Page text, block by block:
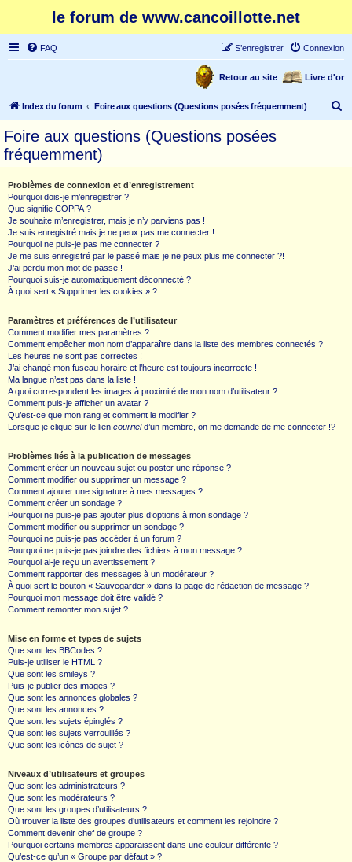
le forum de www.cancoillotte.net
FAQ Connexion
S’enregistrer
Livre d'or
Retour au site
Index du forum Foire aux questions (Questions posées fréquemment)
Foire aux questions (Questions posées
fréquemment)
Problèmes de connexion et d’enregistrement
Pourquoi dois-je m’enregistrer ?
Que signifie COPPA ?
Je souhaite m’enregistrer, mais je n’y parviens pas !
Je suis enregistré mais je ne peux pas me connecter !
Pourquoi ne puis-je pas me connecter ?
Je me suis enregistré par le passé mais je ne peux plus me connecter ?!
J’ai perdu mon mot de passe !
Pourquoi suis-je automatiquement déconnecté ?
À quoi sert « Supprimer les cookies » ?
Paramètres et préférences de l’utilisateur
Comment modifier mes paramètres ?
Comment empêcher mon nom d’apparaître dans la liste des membres connectés ?
Les heures ne sont pas correctes !
J’ai changé mon fuseau horaire et l’heure est toujours incorrecte !
Ma langue n’est pas dans la liste !
A quoi correspondent les images à proximité de mon nom d’utilisateur ?
Comment puis-je afficher un avatar ?
Qu’est-ce que mon rang et comment le modifier ?
Lorsque je clique sur le lien courrield’un membre, on me demande de me connecter !?
Problèmes liés à la publication de messages
Comment créer un nouveau sujet ou poster une réponse ?
Comment modifier ou supprimer un message ?
Comment ajouter une signature à mes messages ?
Comment créer un sondage ?
Pourquoi ne puis-je pas ajouter plus d’options à mon sondage ?
Comment modifier ou supprimer un sondage ?
Pourquoi ne puis-je pas accéder à un forum ?
Pourquoi ne puis-je pas joindre des fichiers à mon message ?
Pourquoi ai-je reçu un avertissement ?
Comment rapporter des messages à un modérateur ?
À quoi sert le bouton « Sauvegarder » dans la page de rédaction de message ?
Pourquoi mon message doit être validé ?
Comment remonter mon sujet ?
Mise en forme et types de sujets
Que sont les BBCodes ?
Puis-je utiliser le HTML ?
Que sont les smileys ?
Puis-je publier des images ?
Que sont les annonces globales ?
Que sont les annonces ?
Que sont les sujets épinglés ?
Que sont les sujets verrouillés ?
Que sont les icônes de sujet ?
Niveaux d’utilisateurs et groupes
Que sont les administrateurs ?
Que sont les modérateurs ?
Que sont les groupes d’utilisateurs ?
Où trouver la liste des groupes d’utilisateurs et comment les rejoindre ?
Comment devenir chef de groupe ?
Pourquoi certains membres apparaissent dans une couleur différente ?
Qu’est-ce qu’un « Groupe par défaut » ?